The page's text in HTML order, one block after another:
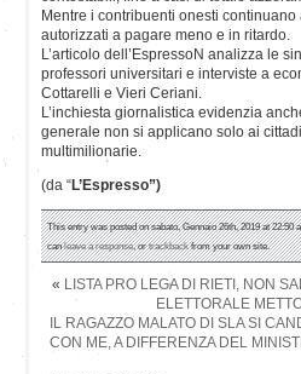
Mentre i contribuenti onesti
autorizzati a pagare meno e in ritardo.
L’articolo dell’EspressoN analizza le
professori universitari e interviste a
Cottarelli e Vieri Ceriani.
L’inchiesta giornalistica evidenzia
generale non si applicano solo ai
multimilionarie.
(da “L’Espresso”)
This entry was posted on sabato, Gennaio 26th, 2019 at 22:50
canleave a response, ortrackbackfrom your own site.
« LISTA PRO LEGA DI RIETI, NON
ELETTORALE
IL RAGAZZO MALATO DI SLA SI
CON ME, A DIFFERENZA DEL